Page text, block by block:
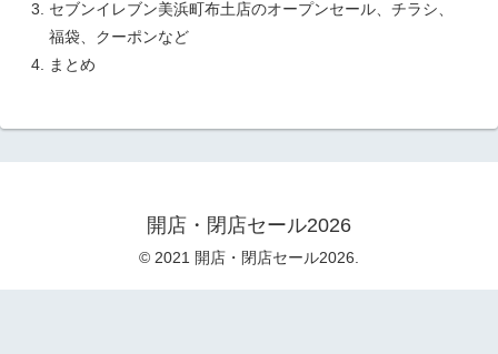
セブンイレブン美浜町布土店のオープンセール、チラシ、
福袋、クーポンなど
まとめ
開店・閉店セール2026
© 2021 開店・閉店セール2026.